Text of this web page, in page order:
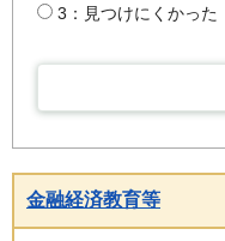
3：見つけにくかった
金融経済教育等